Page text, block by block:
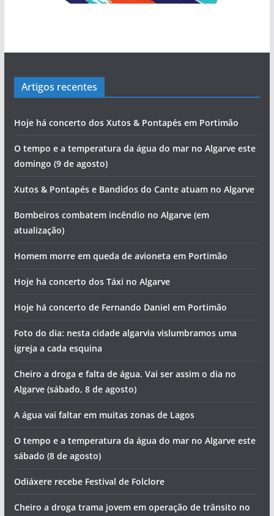
Artigos recentes
Hoje há concerto dos Xutos & Pontapés em Portimão
O tempo e a temperatura da água do mar no Algarve este
domingo (9 de agosto)
Xutos & Pontapés e Bandidos do Cante atuam no Algarve
Bombeiros combatem incêndio no Algarve (em
atualização)
Homem morre em queda de avioneta em Portimão
Hoje há concerto dos Táxi no Algarve
Hoje há concerto de Fernando Daniel em Portimão
Foto do dia: nesta cidade algarvia vislumbramos uma
igreja a cada esquina
Cheiro a droga e falta de água. Vai ser assim o dia no
Algarve (sábado, 8 de agosto)
A água vai faltar em muitas zonas de Lagos
O tempo e a temperatura da água do mar no Algarve este
sábado (8 de agosto)
Odiáxere recebe Festival de Folclore
Cheiro a droga trama jovem em operação de trânsito no